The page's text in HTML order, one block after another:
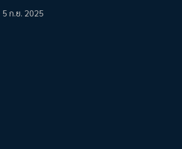
5 ก.ย. 2025